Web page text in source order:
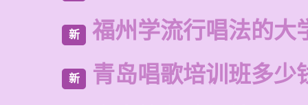
新 福州学流行唱法的大
新 青岛唱歌培训班多少